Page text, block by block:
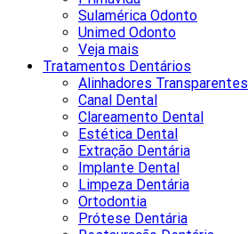
Sulamérica Odonto
Unimed Odonto
Veja mais
Tratamentos Dentários
Alinhadores Transparentes
Canal Dental
Clareamento Dental
Estética Dental
Extração Dentária
Implante Dental
Limpeza Dentária
Ortodontia
Prótese Dentária